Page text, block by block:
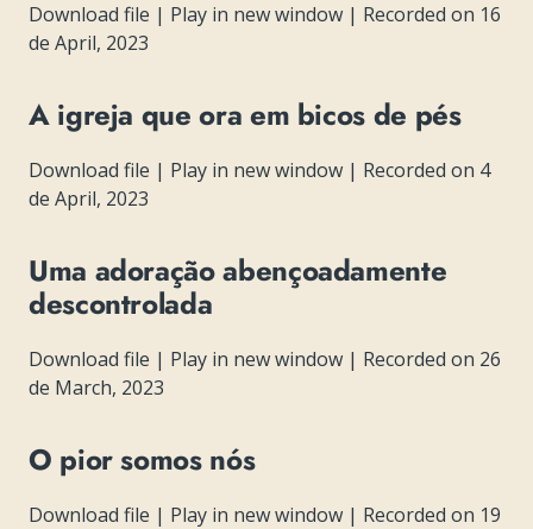
Download file | Play in new window | Recorded on 16
de April, 2023
A igreja que ora em bicos de pés
Download file | Play in new window | Recorded on 4
de April, 2023
Uma adoração abençoadamente
descontrolada
Download file | Play in new window | Recorded on 26
de March, 2023
O pior somos nós
Download file | Play in new window | Recorded on 19